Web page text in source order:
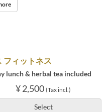
フィットネス
lunch & herbal tea included
¥ 2,500 (Tax incl.)
Select